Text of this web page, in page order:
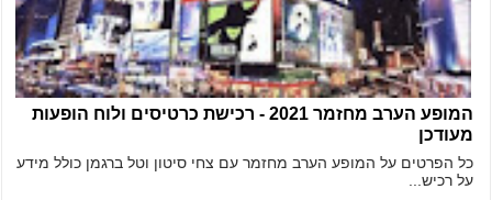
המופע הערב מחזמר 2021 - רכישת כרטיסים ולוח הופעות
מעודכן
כל הפרטים על המופע הערב מחזמר עם צחי סיטון וטל ברגמן כולל מידע
על רכיש...